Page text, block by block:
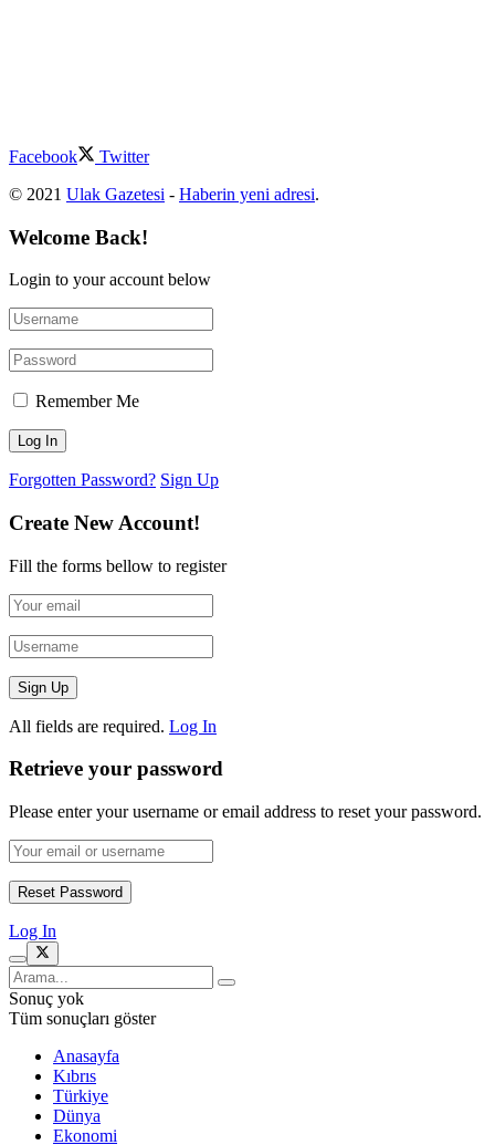
Facebook
Twitter
© 2021 Ulak Gazetesi - Haberin yeni adresi.
Welcome Back!
Login to your account below
Remember Me
Forgotten Password? Sign Up
Create New Account!
Fill the forms bellow to register
All fields are required. Log In
Retrieve your password
Please enter your username or email address to reset your password.
Log In
Sonuç yok
Tüm sonuçları göster
Anasayfa
Kıbrıs
Türkiye
Dünya
Ekonomi